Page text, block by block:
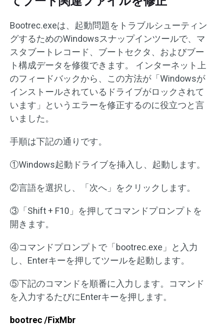
Bootrec.exeは、起動問題をトラブルシューティン
グするためのWindowsスナップインツールで、マ
スタブートレコード、ブートセクタ、およびブー
ト構成データを修復できます。 インターネット上
のフィードバックから、この方法が「Windowsが
インストールされているドライブがロックされて
います」というエラーを修正するのに役立つと言
いました。
手順は下記の通りです。
①Windows起動ドライブを挿入し、起動します。
②言語を選択し、「次へ」をクリックします。
③「Shift + F10」を押してコマンドプロンプトを
開きます。
④コマンドプロンプトで「bootrec.exe」と入力
し、Enterキーを押してツールを起動します。
⑤下記のコマンドを順番に入力します。コマンド
を入力するたびにEnterキーを押します。
bootrec /FixMbr